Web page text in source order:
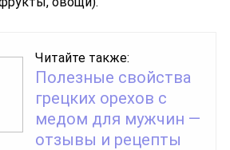
Читайте также:
Полезные свойства
грецких орехов с
медом для мужчин —
отзывы и рецепты